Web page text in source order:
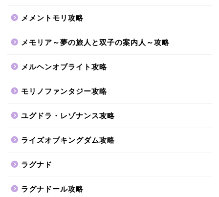
メメントモリ攻略
メモリア～夢の旅人と双子の案内人～攻略
メルヘンオブライト攻略
モリノファンタジー攻略
ユグドラ・レゾナンス攻略
ライズオブキングダム攻略
ラグナド
ラグナドール攻略